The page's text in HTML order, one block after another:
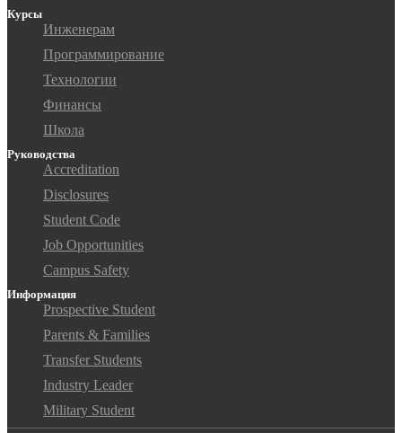
Курсы
Инженерам
Программирование
Технологии
Финансы
Школа
Руководства
Accreditation
Disclosures
Student Code
Job Opportunities
Campus Safety
Информация
Prospective Student
Parents & Families
Transfer Students
Industry Leader
Military Student